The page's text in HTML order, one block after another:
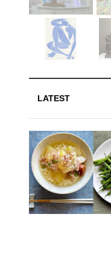
LATEST